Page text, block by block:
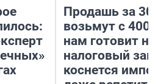
Продашь за
возьмут с
нам готовит
налоговый
коснется